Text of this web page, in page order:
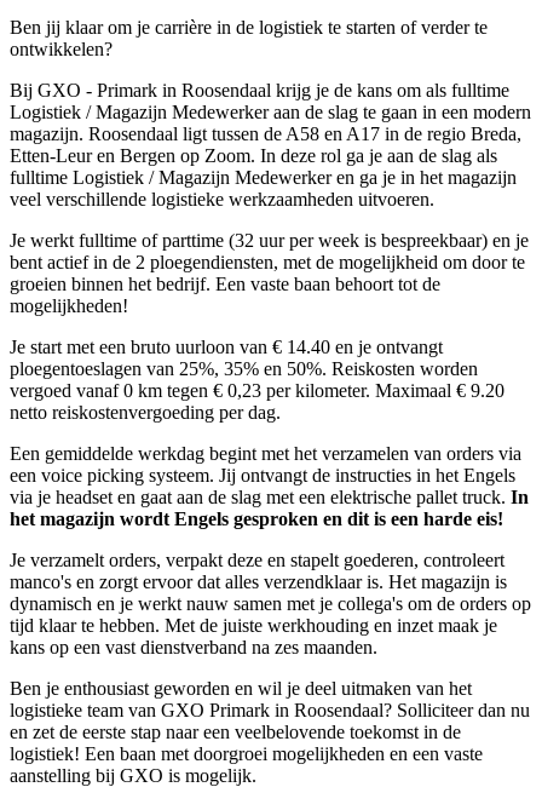
Ben jij klaar om je carrière in de logistiek te starten of verder te
ontwikkelen?
Bij GXO - Primark in Roosendaal krijg je de kans om als fulltime
Logistiek / Magazijn Medewerker aan de slag te gaan in een modern
magazijn. Roosendaal ligt tussen de A58 en A17 in de regio Breda,
Etten-Leur en Bergen op Zoom. In deze rol ga je aan de slag als
fulltime Logistiek / Magazijn Medewerker en ga je in het magazijn
veel verschillende logistieke werkzaamheden uitvoeren.
Je werkt fulltime of parttime (32 uur per week is bespreekbaar) en je
bent actief in de 2 ploegendiensten, met de mogelijkheid om door te
groeien binnen het bedrijf. Een vaste baan behoort tot de
mogelijkheden!
Je start met een bruto uurloon van € 14.40 en je ontvangt
ploegentoeslagen van 25%, 35% en 50%. Reiskosten worden
vergoed vanaf 0 km tegen € 0,23 per kilometer. Maximaal € 9.20
netto reiskostenvergoeding per dag.
Een gemiddelde werkdag begint met het verzamelen van orders via
een voice picking systeem. Jij ontvangt de instructies in het Engels
via je headset en gaat aan de slag met een elektrische pallet truck. In
het magazijn wordt Engels gesproken en dit is een harde eis!
Je verzamelt orders, verpakt deze en stapelt goederen, controleert
manco's en zorgt ervoor dat alles verzendklaar is. Het magazijn is
dynamisch en je werkt nauw samen met je collega's om de orders op
tijd klaar te hebben. Met de juiste werkhouding en inzet maak je
kans op een vast dienstverband na zes maanden.
Ben je enthousiast geworden en wil je deel uitmaken van het
logistieke team van GXO Primark in Roosendaal? Solliciteer dan nu
en zet de eerste stap naar een veelbelovende toekomst in de
logistiek! Een baan met doorgroei mogelijkheden en een vaste
aanstelling bij GXO is mogelijk.